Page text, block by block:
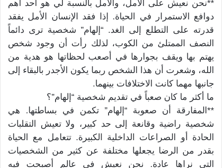
**نحن نعيش على الأمل، والأمل بالنسبة لي هو أحد أهم
دوافع الاستمرار في الحياة. إذا فقد الإنسان الأمل يفقد
قدرته على التطلع إلى الغد. “إلهام” شخصية ترى دائماً
النصف الممتلئ من الكوب، لذلك رأت أن وجود شخص
يهتم بها ويقف بجوارها في أصعب لحظاتها هو هدية من
الله، وشعرت أن هذا الشخص ربما يكون الأجدر بالبقاء إلى
جانبها مهما كانت الاختلافات بينهما.
ما أكثر ما كان صعباً في تقديم شخصية “إلهام”؟
**المفارقة أن صعوبة “إلهام” تكمن في بساطتها. هي
شخصية راضية وقانعة إلى حد كبير، ولا تعيش التقلبات
الحادة أو الصراعات الداخلية الكبيرة. تتعامل مع الحياة
بقدر من الرضا يجعلها مختلفة عن كثير من الشخصيات
التي نراها عادة. نحن نعيش في عالم أصبحت فيه